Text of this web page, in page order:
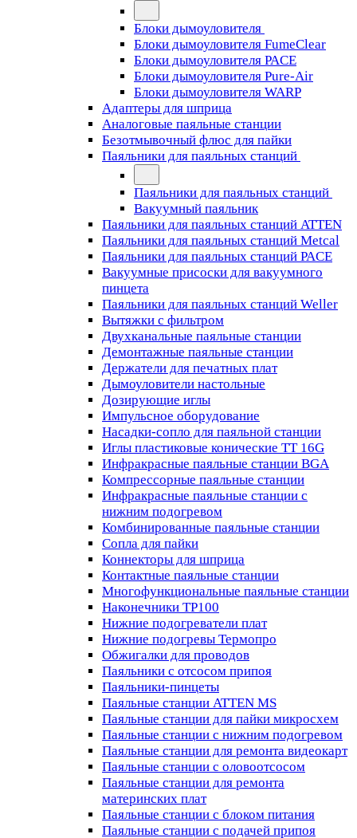
Блоки дымоуловителя
Блоки дымоуловителя FumeClear
Блоки дымоуловителя PACE
Блоки дымоуловителя Pure-Air
Блоки дымоуловителя WARP
Адаптеры для шприца
Аналоговые паяльные станции
Безотмывочный флюс для пайки
Паяльники для паяльных станций
Паяльники для паяльных станций
Вакуумный паяльник
Паяльники для паяльных станций ATTEN
Паяльники для паяльных станций Metcal
Паяльники для паяльных станций PACE
Вакуумные присоски для вакуумного
пинцета
Паяльники для паяльных станций Weller
Вытяжки с фильтром
Двухканальные паяльные станции
Демонтажные паяльные станции
Держатели для печатных плат
Дымоуловители настольные
Дозирующие иглы
Импульсное оборудование
Насадки-сопло для паяльной станции
Иглы пластиковые конические TT 16G
Инфракрасные паяльные станции BGA
Компрессорные паяльные станции
Инфракрасные паяльные станции с
нижним подогревом
Комбинированные паяльные станции
Сопла для пайки
Коннекторы для шприца
Контактные паяльные станции
Многофункциональные паяльные станции
Наконечники TP100
Нижние подогреватели плат
Нижние подогревы Термопро
Обжигалки для проводов
Паяльники с отсосом припоя
Паяльники-пинцеты
Паяльные станции ATTEN MS
Паяльные станции для пайки микросхем
Паяльные станции с нижним подогревом
Паяльные станции для ремонта видеокарт
Паяльные станции с оловоотсосом
Паяльные станции для ремонта
материнских плат
Паяльные станции с блоком питания
Паяльные станции с подачей припоя